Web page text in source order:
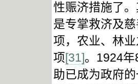
性赈济措施了
是专掌救济及
项，农业、林
项[31]。1924
助已成为政府的